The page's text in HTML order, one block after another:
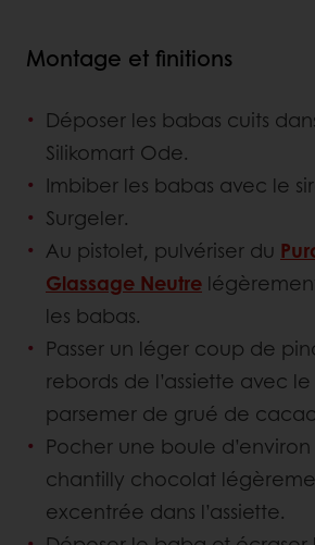
Montage et finitions
Déposer les babas cuits
Silikomart Ode.
Imbiber les babas avec le
Surgeler.
Au pistolet, pulvériser du
Glassage Neutre
les babas.
Passer un léger coup de
rebords de l’assiette avec
parsemer de grué de
Pocher une boule
chantilly chocolat
excentrée dans l’assiette.